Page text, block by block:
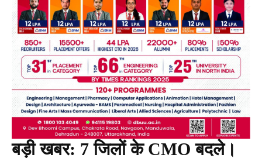
बड़ी खबर: 7 जिलों के CMO बदले।